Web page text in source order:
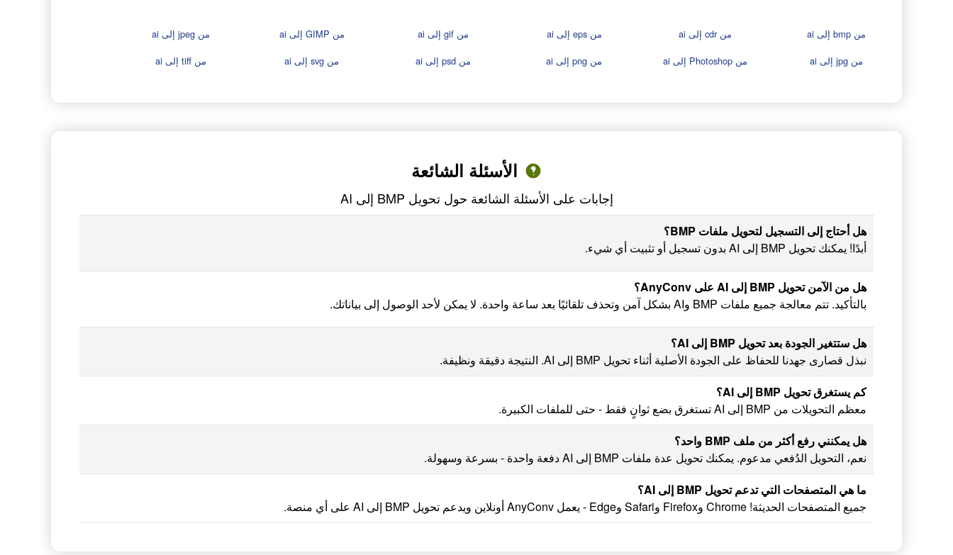
من bmp إلى ai من cdr إلى ai من eps إلى ai من gif إلى ai من GIMP إلى ai
من jpeg إلى ai
من jpg إلى ai
من Photoshop إلى ai من png إلى ai من psd إلى ai من svg إلى ai من tiff إلى ai
الأسئلة الشائعة
إجابات على الأسئلة الشائعة حول تحويل BMP إلى AI
هل أحتاج إلى التسجيل لتحويل ملفات BMP؟
أبدًا! يمكنك تحويل BMP إلى AI بدون تسجيل أو تثبيت أي شيء.
هل من الآمن تحويل BMP إلى AI على AnyConv؟
بالتأكيد. تتم معالجة جميع ملفات BMP وAI بشكل آمن وتحذف تلقائيًا بعد ساعة واحدة. لا يمكن لأحد الوصول إلى بياناتك.
هل ستتغير الجودة بعد تحويل BMP إلى AI؟
نبذل قصارى جهدنا للحفاظ على الجودة الأصلية أثناء تحويل BMP إلى AI. النتيجة دقيقة ونظيفة.
كم يستغرق تحويل BMP إلى AI؟
معظم التحويلات من BMP إلى AI تستغرق بضع ثوانٍ فقط - حتى للملفات الكبيرة.
هل يمكنني رفع أكثر من ملف BMP واحد؟
نعم، التحويل الدُفعي مدعوم. يمكنك تحويل عدة ملفات BMP إلى AI دفعة واحدة - بسرعة وسهولة.
ما هي المتصفحات التي تدعم تحويل BMP إلى AI؟
جميع المتصفحات الحديثة! Chrome وFirefox وSafari وEdge - يعمل AnyConv أونلاين ويدعم تحويل BMP إلى AI على أي منصة.